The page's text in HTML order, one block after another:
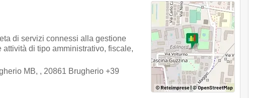
di servizi connessi alla gestione
di tipo amministrativo, fiscale,
MB, , 20861 Brugherio +39